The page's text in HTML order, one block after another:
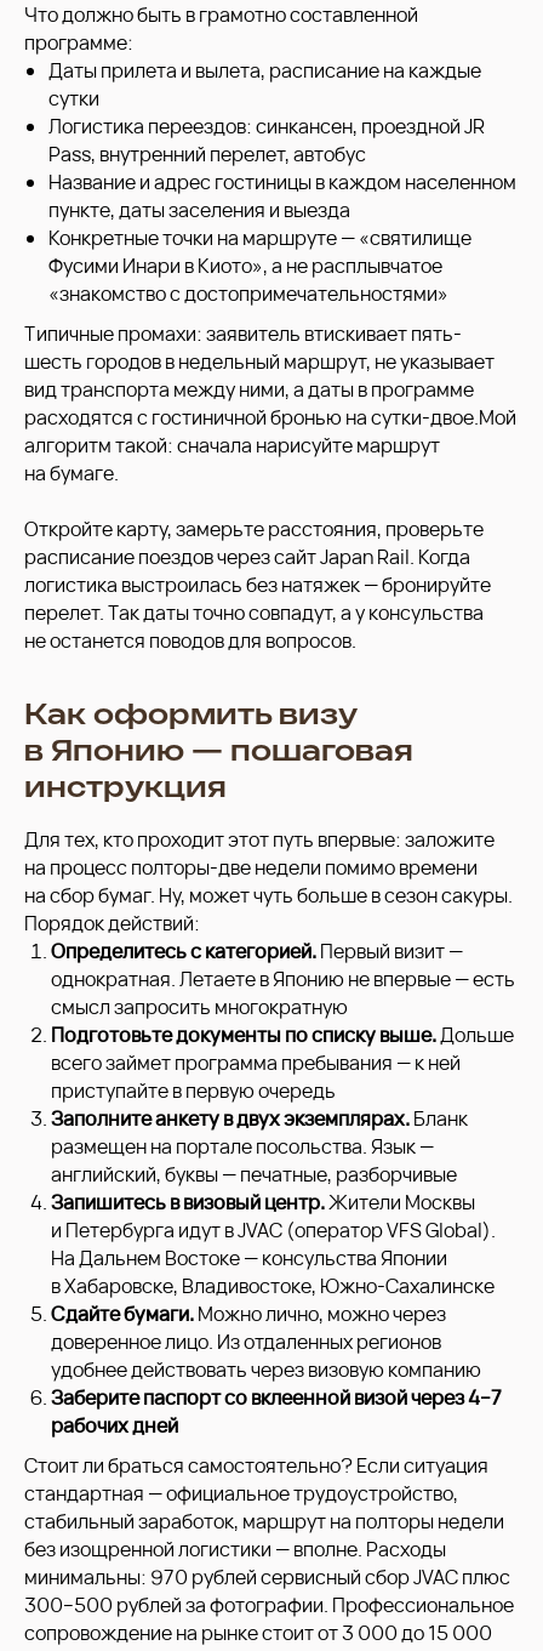
Что должно быть в грамотно составленной
программе:
Даты прилета и вылета, расписание на каждые
сутки
Логистика переездов: синкансен, проездной JR
Pass, внутренний перелет, автобус
Название и адрес гостиницы в каждом населенном
пункте, даты заселения и выезда
Конкретные точки на маршруте — «святилище
Фусими Инари в Киото», а не расплывчатое
«знакомство с достопримечательностями»
Типичные промахи: заявитель втискивает пять-
шесть городов в недельный маршрут, не указывает
вид транспорта между ними, а даты в программе
расходятся с гостиничной бронью на сутки-двое.Мой
алгоритм такой: сначала нарисуйте маршрут
на бумаге.
Откройте карту, замерьте расстояния, проверьте
расписание поездов через сайт Japan Rail. Когда
логистика выстроилась без натяжек — бронируйте
перелет. Так даты точно совпадут, а у консульства
не останется поводов для вопросов.
Как оформить визу
в Японию — пошаговая
инструкция
Для тех, кто проходит этот путь впервые: заложите
на процесс полторы-две недели помимо времени
на сбор бумаг. Ну, может чуть больше в сезон сакуры.
Порядок действий:
Определитесь с категорией.Первый визит —
однократная. Летаете в Японию не впервые — есть
смысл запросить многократную
Подготовьте документы по списку выше.Дольше
всего займет программа пребывания — к ней
приступайте в первую очередь
Заполните анкету в двух экземплярах.Бланк
размещен на портале посольства. Язык —
английский, буквы — печатные, разборчивые
Запишитесь в визовый центр.Жители Москвы
и Петербурга идут в JVAC (оператор VFS Global).
На Дальнем Востоке — консульства Японии
в Хабаровске, Владивостоке, Южно-Сахалинске
Сдайте бумаги.Можно лично, можно через
доверенное лицо. Из отдаленных регионов
удобнее действовать через визовую компанию
Заберите паспорт со вклеенной визой через 4−7
рабочих дней
Стоит ли браться самостоятельно? Если ситуация
стандартная — официальное трудоустройство,
стабильный заработок, маршрут на полторы недели
без изощренной логистики — вполне. Расходы
минимальны: 970 рублей сервисный сбор JVAC плюс
300−500 рублей за фотографии. Профессиональное
сопровождение на рынке стоит от 3 000 до 15 000